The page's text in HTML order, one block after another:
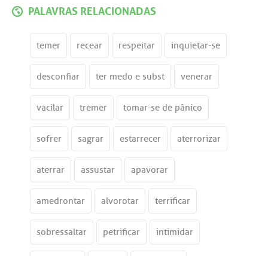
PALAVRAS RELACIONADAS
temer recear respeitar inquietar-se
desconfiar ter medo e subst venerar
vacilar tremer tomar-se de pânico
sofrer sagrar estarrecer aterrorizar
aterrar assustar apavorar
amedrontar alvorotar terrificar
sobressaltar petrificar intimidar